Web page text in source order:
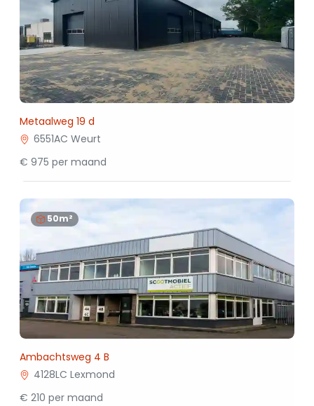
Metaalweg 19 d
6551AC Weurt
€ 975 per maand
50m²
Ambachtsweg 4 B
4128LC Lexmond
€ 210 per maand